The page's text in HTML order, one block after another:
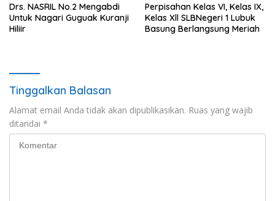
Drs. NASRIL No.2 Mengabdi
Untuk Nagari Guguak Kuranji
Hiliir
Perpisahan Kelas VI, Kelas IX,
Kelas Xll SLBNegeri 1 Lubuk
Basung Berlangsung Meriah
Tinggalkan Balasan
Alamat email Anda tidak akan dipublikasikan. Ruas yang wajib
ditandai *